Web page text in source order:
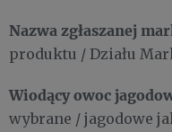
Nazwa zgłaszanej
produktu / Działu
Wiodący owoc
wybrane / jagodowe